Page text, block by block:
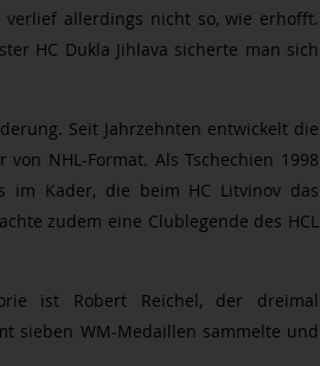
verlief allerdings nicht so, wie erhofft.
HC Dukla Jihlava sicherte man sich
Seit Jahrzehnten entwickelt die
NHL-Format. Als Tschechien 1998
im Kader, die beim HC Litvinov das
zudem eine Clublegende des HCL
ist Robert Reichel, der dreimal
sieben WM-Medaillen sammelte und